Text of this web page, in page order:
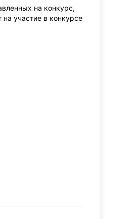
на конкурс,
участие в конкурсе